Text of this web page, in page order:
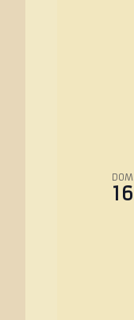
DOM
16